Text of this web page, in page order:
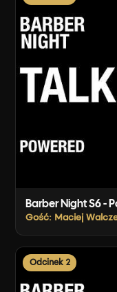
Barber Night S6 -
Gość: Maciej
Odcinek 2